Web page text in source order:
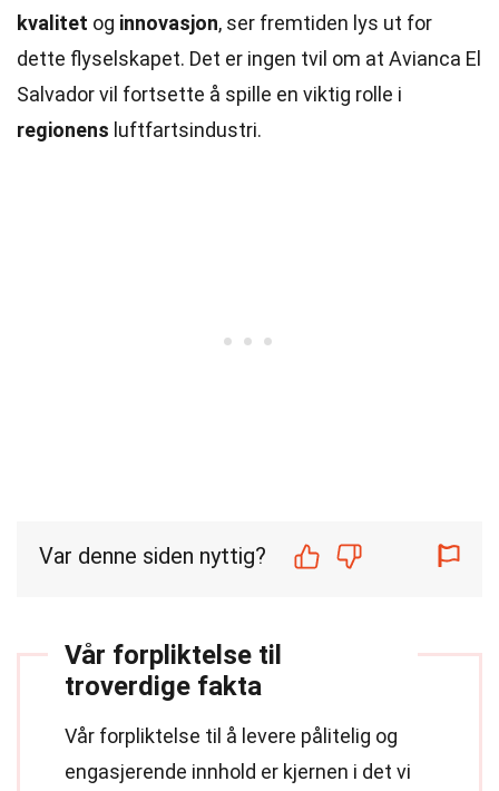
kvalitet og innovasjon, ser fremtiden lys ut for
dette flyselskapet. Det er ingen tvil om at Avianca El
Salvador vil fortsette å spille en viktig rolle i
regionens luftfartsindustri.
Var denne siden nyttig?
Vår forpliktelse til
troverdige fakta
Vår forpliktelse til å levere pålitelig og
engasjerende innhold er kjernen i det vi